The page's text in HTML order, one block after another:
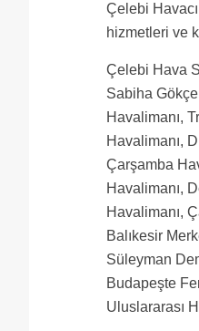
Çelebi
hizmetleri ve
Çelebi Hava
Sabiha
Havalimanı,
Havalimanı,
Çarşamba
Havalimanı,
Havalimanı,
Balıkesir
Süleyman
Budapeşte
Uluslararası